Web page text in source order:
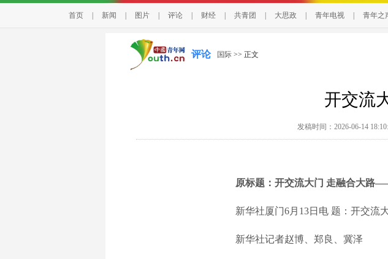
首页 新闻 图片 评论 财经 共青团 大思政 青年电视 青年之
评论 国际 >> 正文
开交流
发稿时间：2026-06-14
原标题：开交流大门 走融合大路
新华社厦门6月13日电 题：开交流
新华社记者赵博、郑良、冀泽